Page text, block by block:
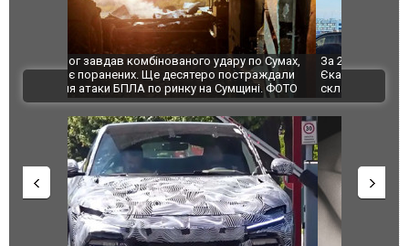
За 2000 кілометрів від кордону з Україною: в
Єкатеринбурзі після атаки дронів загорівся
склад Wildberries. ФОТО. ВІДЕО
"Мої
ВІДЕО